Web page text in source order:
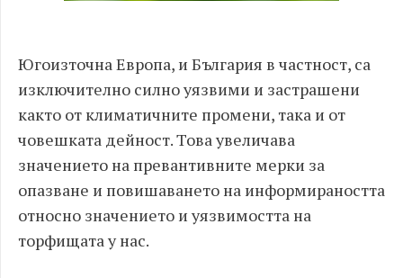
Югоизточна Европа, и България в частност, са
изключително силно уязвими и застрашени
както от климатичните промени, така и от
човешката дейност. Това увеличава
значението на превантивните мерки за
опазване и повишаването на информираността
относно значението и уязвимостта на
торфищата у нас.